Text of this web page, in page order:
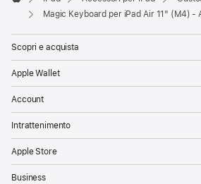
Apple
Magic Keyboard per iPad Air 11" (M4) -
Scopri e acquista
Apple Wallet
Account
Intrattenimento
Apple Store
Business